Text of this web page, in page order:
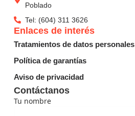
Poblado
Tel: (604) 311 3626
Contáctanos
Tu nombre
Enlaces de interés
Tratamientos de datos personales
Política de garantías
Aviso de privacidad